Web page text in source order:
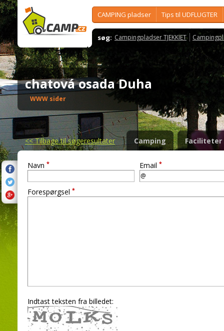
CAMPING pladser Tips til UDFLUGTER
søg: Campingpladser TJEKKIET
chatová osada Duha
WWW sider
<<Tilbage til søgeresultater Camping Faciliteter
Navn * Email *
Forespørgsel *
Indtast teksten fra billedet: